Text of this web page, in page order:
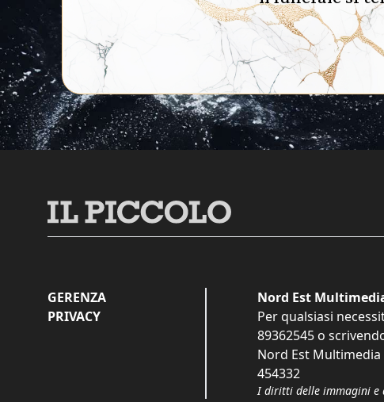
GERENZA
PRIVACY
Nord Est
Per qualsiasi
89362545 o
Nord Est Multimedia
454332
I diritti delle immagini e